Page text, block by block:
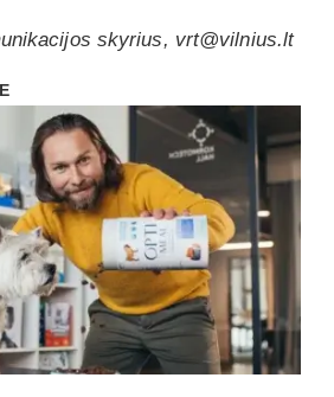
skyrius, vrt@vilnius.lt